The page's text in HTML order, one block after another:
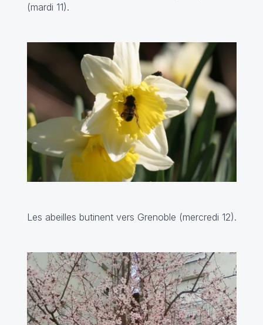
(mardi 11).
Les abeilles butinent vers Grenoble (mercredi 12).